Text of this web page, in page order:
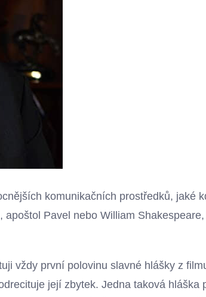
komunikačních prostředků, jaké
Pavel nebo William
vždy první polovinu slavné hlášky z
její zbytek. Jedna taková hláška